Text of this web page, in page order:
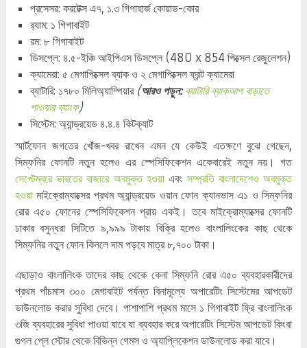
প্রসেসর: করটেক্স এ৭, ১.৩ গিগাহার্জ কোয়াড-কোর
র‌্যাম: ১ গিগাবাইট
রম: ৮ গিগাবাইট
ডিসপ্লে: ৪.৫-ইঞ্চি আইপিএস ডিসপ্লে (480 x 854 পিক্সেল রেজুলেশন)
ক্যামেরা: ৫ মেগাপিক্সেল ব্যাক ও ২ মেগাপিক্সেল ফ্রন্ট ক্যামেরা
ব্যাটারি: ১৭৮০ মিলিঅ্যাম্পিয়ার (আরও পড়ুন: ব্যাটারি ব্যাকআপ বাড়াতে
পাওয়ার ব্যাংক)
সিস্টেম: অ্যান্ড্রয়েড ৪.৪.৪ কিটক্যাট
স্মার্টফোন জগতের খোঁজ-খবর রাখেন এমন যে কেউই এতক্ষণে বুঝে গেছেন,
সিম্ফনির ফোনটি নতুন হলেও এর স্পেসিফিকেশন একেবারেই নতুন নয়। গত
সেপ্টেম্বরে ভারতের বাজারে অবমুক্ত হওয়া এবং সম্প্রতি বাংলাদেশেও অবমুক্ত
হওয়ামাইক্রোম্যাক্সের প্রথম অ্যান্ড্রয়েড ওয়ান ফোন ক্যানভাস এ১ ও সিম্ফনির
রোর এ৫০ ফোনের স্পেসিফিকেশন প্রায় একই। তবে মাইক্রোম্যাক্সের ফোনটি
ঢাকার বসুন্ধরা সিটিতে ৯,৯৯৯ টাকায় বিক্রি হলেও বাংলালিংকের কাছ থেকে
সিম্ফনির নতুন ফোন কিনলে দাম পড়বে মাত্র ৮,৭০০ টাকা।
এছাড়াও বাংলালিংক তাদের কাছ থেকে কেনা সিম্ফনি রোর এ৫০ ব্যবহারকারীদের
প্রথম পাঁচমাস ৩০০ মেগাবাইট পর্যন্ত বিনামূল্যে অপারেটিং সিস্টেমের আপডেট
ডাউনলোড করার সুবিধা দেবে। পাশাপাশি প্রথম মাসে ১ গিগাবাইট ফ্রি বাংলালিংক
৩জি ব্যবহারের সুবিধা পাওয়া যাবে যা ব্যবহার করে অপারেটিং সিস্টেম আপডেট কিংবা
গুগল প্লে স্টোর থেকে বিভিন্ন গেমস ও অ্যাপ্লিকেশন ডাউনলোড করা যাবে।